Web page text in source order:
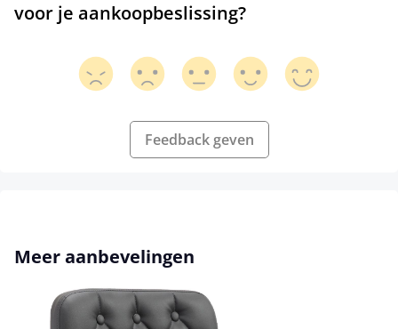
voor je aankoopbeslissing?
Feedback geven
Productgalerij overslaan
Meer aanbevelingen